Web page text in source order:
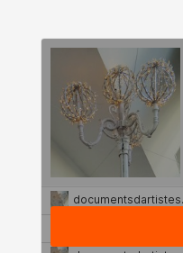
Artistes
De